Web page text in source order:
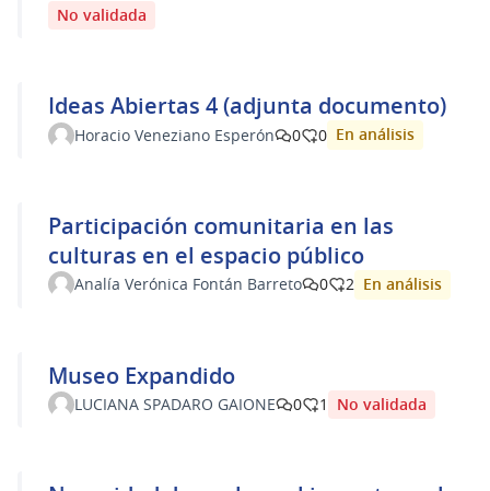
No validada
Ideas Abiertas 4 (adjunta documento)
Horacio Veneziano Esperón 0 0 En análisis
Participación comunitaria en las
culturas en el espacio público
Analía Verónica Fontán Barreto 0 2 En análisis
Museo Expandido
LUCIANA SPADARO GAIONE 0 1 No validada